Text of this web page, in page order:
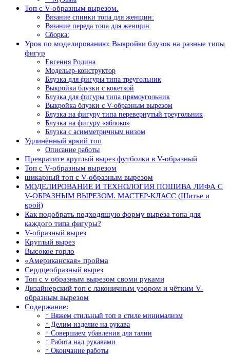
Топ с V-образным вырезом.
Вязание спинки топа для женщин:
Вязание переда топа для женщин:
Сборка:
Урок по моделированию: Выкройки блузок на разные типы
фигур
Евгения Родина
Модельер-конструктор
Блузка для фигуры типа треугольник
Выкройка блузки с кокеткой
Блузка для фигуры типа прямоугольник
Выкройка блузки с V-образным вырезом
Блузка на фигуру типа перевернутый треугольник
Блузка на фигуру «яблоко»
Блузка с асимметричным низом
Удлинённый яркий топ
Описание работы
Превратите круглый вырез футболки в V-образный
Топ с V-образным вырезом
шикарный топ c V-образным вырезом
МОДЕЛИРОВАНИЕ И ТЕХНОЛОГИЯ ПОШИВА ЛИФА С
V-ОБРАЗНЫМ ВЫРЕЗОМ. МАСТЕР-КЛАСС (Шитье и
крой)
Как подобрать подходящую форму выреза топа для
каждого типа фигуры?
V-образный вырез
Круглый вырез
Высокое горло
«Американская» пройма
Сердцеобразный вырез
Топ с v образным вырезом своми руками
Дизайнерский топ с лаконичным узором и чётким V-
образным вырезом
Содержание:
↑ Вяжем стильный топ в стиле минимализм
↑ Делим изделие на рукава
↑ Совершаем убавления для талии
↑ Работа над рукавами
↑ Окончание работы